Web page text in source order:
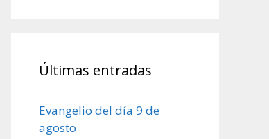
Últimas entradas
Evangelio del día 9 de
agosto